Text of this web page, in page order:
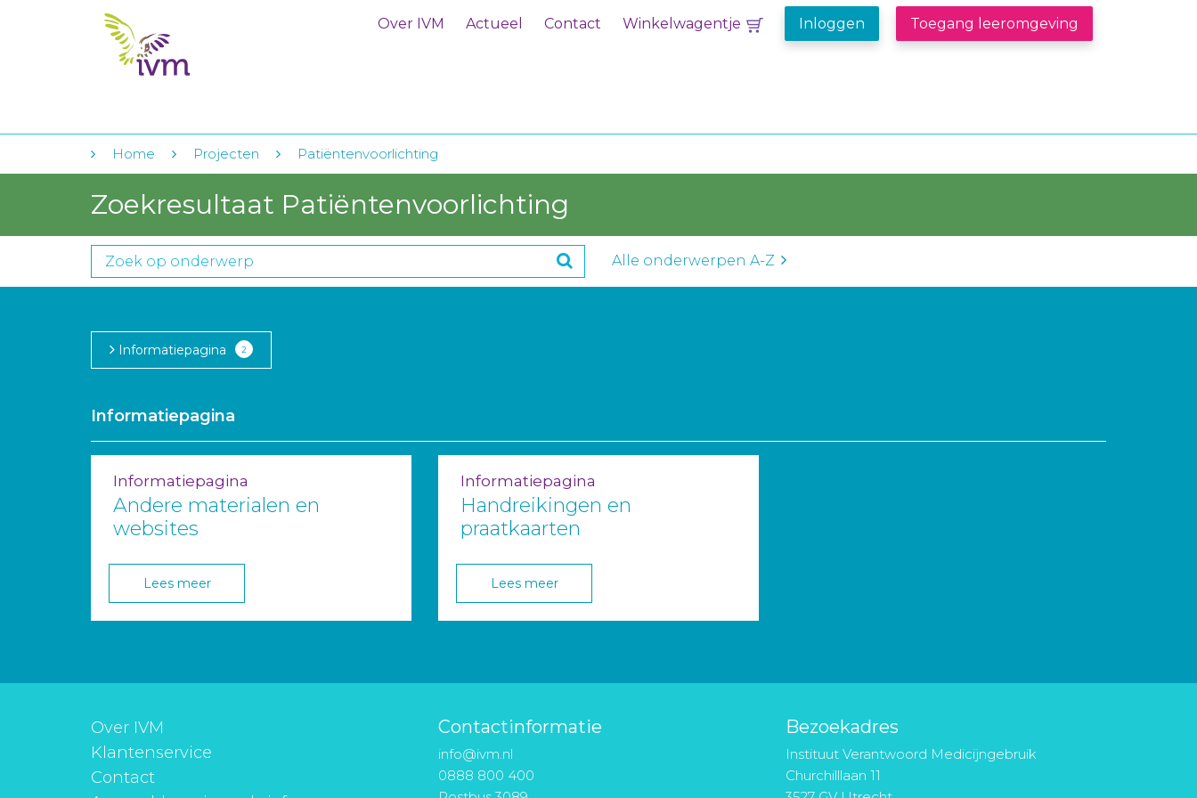
Over IVM Actueel Contact Winkelwagentje Inloggen Toegang leeromgeving
Home Projecten Patiëntenvoorlichting
Zoekresultaat Patiëntenvoorlichting
Alle onderwerpen A-Z
Informatiepagina 2
Informatiepagina
Informatiepagina
Andere materialen en
websites
Lees meer
Informatiepagina
Handreikingen en
praatkaarten
Lees meer
Over IVM
Klantenservice
Contact
Contactinformatie
info@ivm.nl
0888 800 400
Bezoekadres
Instituut Verantwoord Medicijngebruik
Churchilllaan 11